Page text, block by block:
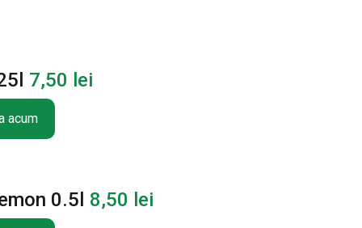
7,50 lei
acum
0.5l 8,50 lei